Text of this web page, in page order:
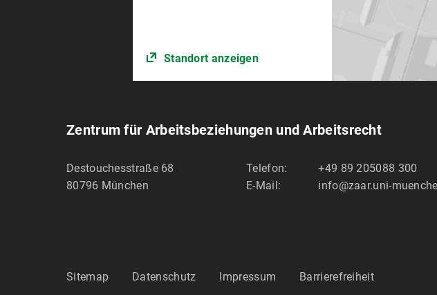
Standort anzeigen
Zentrum für Arbeitsbeziehungen und Arbeitsrecht
Destouchesstraße 68
80796 München
Telefon:
+49 89 205088 300
E-Mail:
info@zaar.uni-
Sitemap Datenschutz Impressum Barrierefreiheit